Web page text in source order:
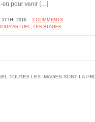
en pour venir […]
27TH, 2016 ˑ 2 COMMENTS
, LES STAGES
TOUTES LES IMAGES SONT LA